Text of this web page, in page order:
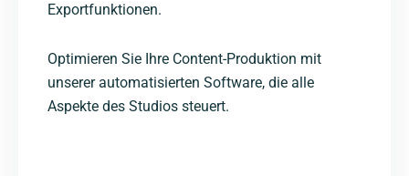
Exportfunktionen.
Optimieren Sie Ihre Content-Produktion mit
unserer automatisierten Software, die alle
Aspekte des Studios steuert.